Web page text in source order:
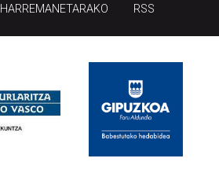
HARREMANETARAKO RSS